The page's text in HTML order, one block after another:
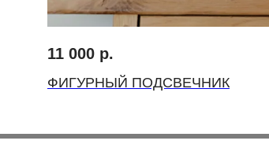
11 000 р.
ФИГУРНЫЙ ПОДСВЕЧНИК